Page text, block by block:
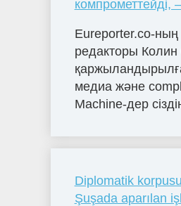
компрометтейді,
Eureporter.co-ның
редакторы Колин
медиа және
Machine-дер
Diplomatik
Şuşada aparılan